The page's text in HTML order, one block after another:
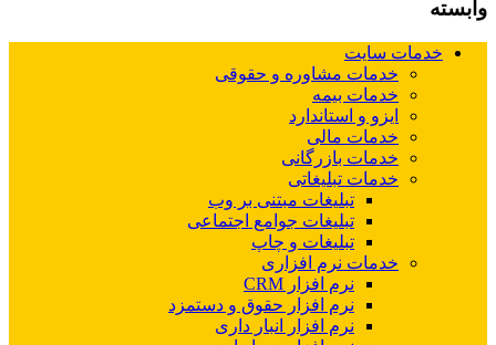
وابسته
خدمات سایت
خدمات مشاوره و حقوقی
خدمات بیمه
ایزو و استاندارد
خدمات مالی
خدمات بازرگانی
خدمات تبلیغاتی
تبلیغات مبتنی بر وب
تبلیغات جوامع اجتماعی
تبلیغات و چاپ
خدمات نرم افزاری
نرم افزار CRM
نرم افزار حقوق و دستمزد
نرم افزار انبار داری